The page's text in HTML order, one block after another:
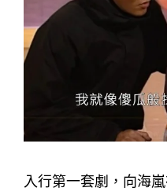
入行第一套劇，向海